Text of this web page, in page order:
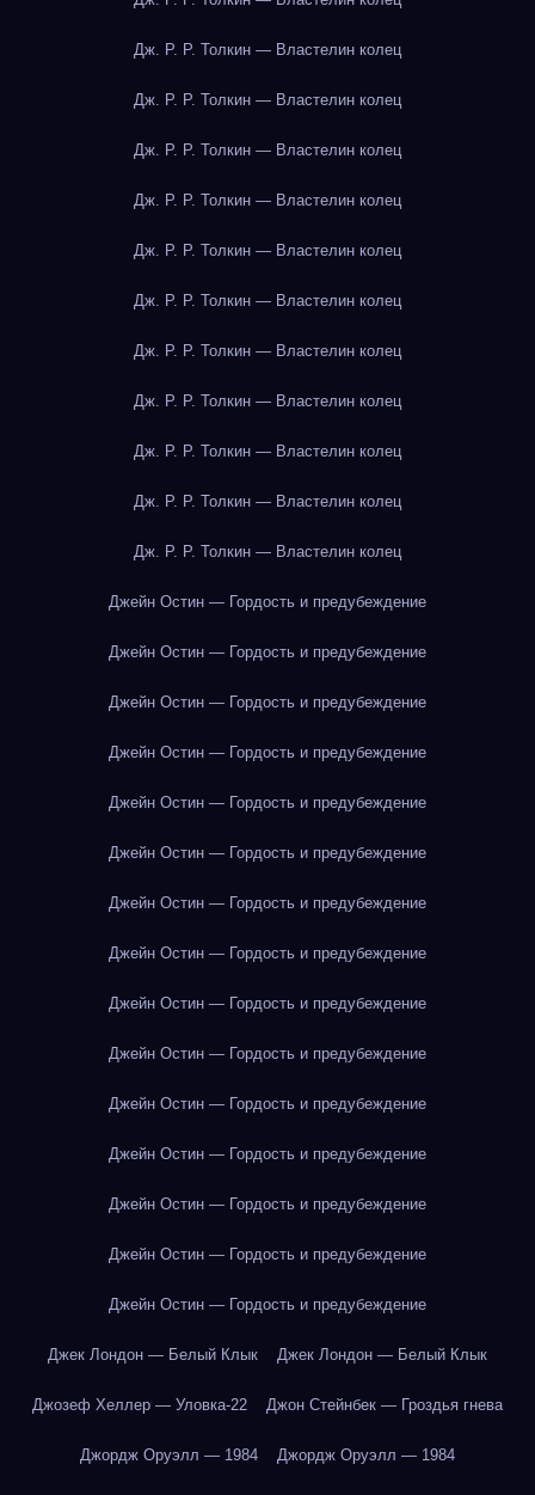
Дж. Р. Р. Толкин — Властелин колец
Дж. Р. Р. Толкин — Властелин колец
Дж. Р. Р. Толкин — Властелин колец
Дж. Р. Р. Толкин — Властелин колец
Дж. Р. Р. Толкин — Властелин колец
Дж. Р. Р. Толкин — Властелин колец
Дж. Р. Р. Толкин — Властелин колец
Дж. Р. Р. Толкин — Властелин колец
Дж. Р. Р. Толкин — Властелин колец
Дж. Р. Р. Толкин — Властелин колец
Дж. Р. Р. Толкин — Властелин колец
Джейн Остин — Гордость и предубеждение
Джейн Остин — Гордость и предубеждение
Джейн Остин — Гордость и предубеждение
Джейн Остин — Гордость и предубеждение
Джейн Остин — Гордость и предубеждение
Джейн Остин — Гордость и предубеждение
Джейн Остин — Гордость и предубеждение
Джейн Остин — Гордость и предубеждение
Джейн Остин — Гордость и предубеждение
Джейн Остин — Гордость и предубеждение
Джейн Остин — Гордость и предубеждение
Джейн Остин — Гордость и предубеждение
Джейн Остин — Гордость и предубеждение
Джейн Остин — Гордость и предубеждение
Джейн Остин — Гордость и предубеждение
Джек Лондон — Белый Клык Джек Лондон — Белый Клык
Джозеф Хеллер — Уловка-22 Джон Стейнбек — Гроздья гнева
Джордж Оруэлл — 1984 Джордж Оруэлл — 1984